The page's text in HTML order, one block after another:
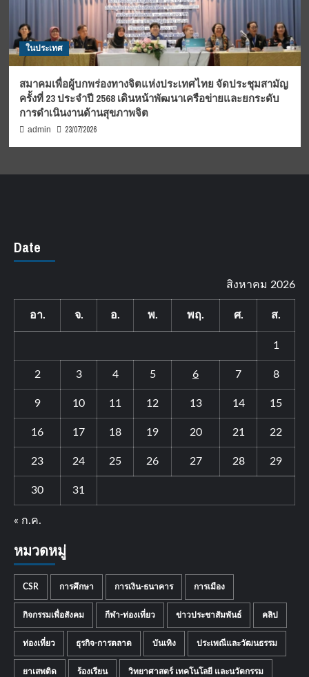
ในประเทศ
สมาคมเพื่อผู้บกพร่องทางจิตแห่งประเทศไทย จัดประชุมสามัญ
ครั้งที่ 23 ประจำปี 2568 เดินหน้าพัฒนาเครือข่ายและยกระดับ
การดำเนินงานด้านสุขภาพจิต
admin 23/07/2026
Date
สิงหาคม 2026
อา. จ. อ. พ. พฤ. ศ. ส.
1
2 3 4 5 6 7 8
9 10 11 12 13 14 15
16 17 18 19 20 21 22
23 24 25 26 27 28 29
30 31
« ก.ค.
หมวดหมู่
CSR การศึกษา การเงิน-ธนาคาร การเมือง
กิจกรรมเพื่อสังคม กีฬา-ท่องเที่ยว ข่าวประชาสัมพันธ์ คลิป
ท่องเที่ยว ธุรกิจ-การตลาด บันเทิง ประเพณีและวัฒนธรรม
ยาเสพติด ร้องเรียน วิทยาศาสตร์ เทคโนโลยี และนวัตกรรม